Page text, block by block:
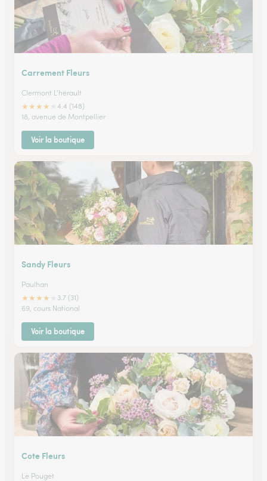
Carrement Fleurs
Clermont L'herault
★★★★
4.4 (148)
18, avenue de Montpellier
Voir la boutique
Sandy Fleurs
Paulhan
★★★★
3.7 (31)
69, cours National
Voir la boutique
Cote Fleurs
Le Pouget